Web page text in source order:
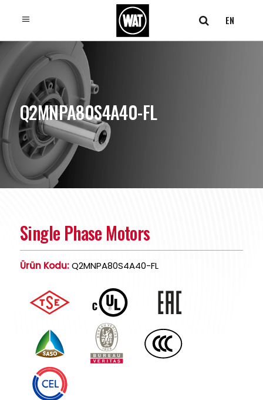
EN
Q2MNPA80S4A40-FL
Single Phase Motors
Ürün Kodu:Q2MNPA80S4A40-FL